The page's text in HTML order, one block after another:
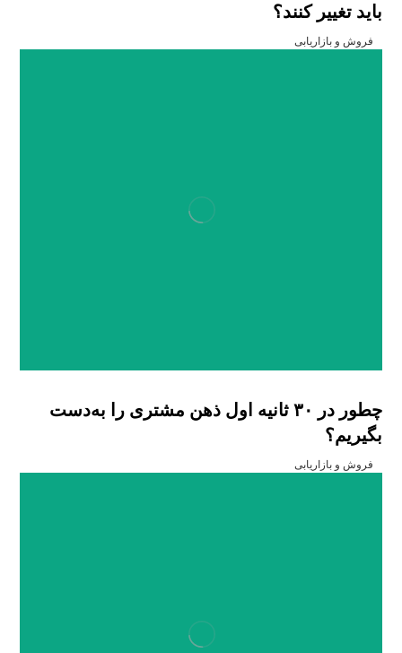
باید تغییر کنند؟
فروش و بازاریابی
چطور در ۳۰ ثانیه اول ذهن مشتری را به‌دست
بگیریم؟
فروش و بازاریابی